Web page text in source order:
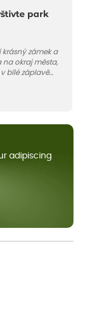
park
krásný zámek a
na okraj města,
bílé záplavě
přidávám k
vznikl.
adipiscing